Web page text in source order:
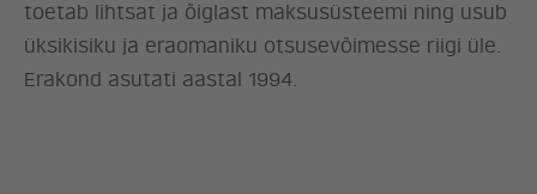
toetab lihtsat ja õiglast maksusüsteemi ning usub
üksikisiku ja eraomaniku otsusevõimesse riigi üle.
Erakond asutati aastal 1994.